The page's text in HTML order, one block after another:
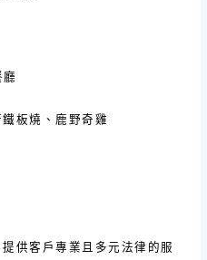
板燒、鹿野奇雞
供客戶專業且多元法律的服